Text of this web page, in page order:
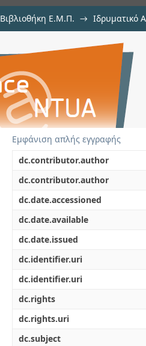
Ε.Μ.Π. → Ιδρυματικό
ενίσχυση
Εμφάνιση απλής εγγραφής
dc.contributor.author
dc.contributor.author
dc.date.accessioned
dc.date.available
dc.date.issued
dc.identifier.uri
dc.identifier.uri
dc.rights
dc.rights.uri
dc.subject